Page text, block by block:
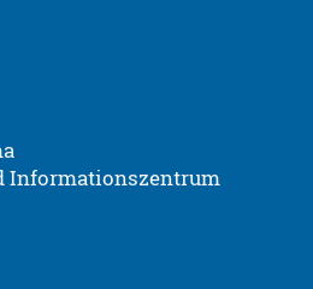
Informationszentrum